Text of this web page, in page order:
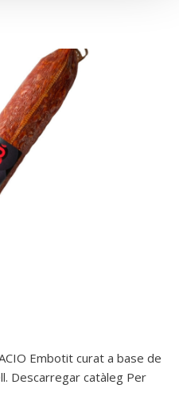
Embotit curat a base de
Descarregar catàleg Per